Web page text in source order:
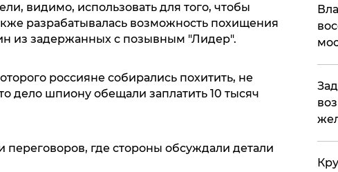
видимо, использовать для того, чтобы
разрабатывалась возможность похищения
из задержанных с позывным "Лидер".
россияне собирались похитить, не
дело шпиону обещали заплатить 10 тысяч
переговоров, где стороны обсуждали детали